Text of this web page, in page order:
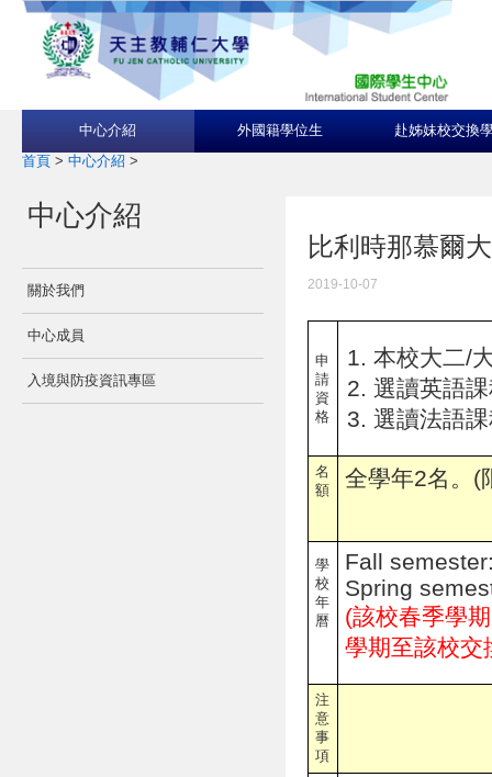
中心介紹 外國籍學位生 赴姊妹校交換
首頁 > 中心介紹 >
中心介紹
關於我們
中心成員
入境與防疫資訊專區
比利時那慕爾
2019-10-07
申
請
資
格
本校大二/
選讀英語
選讀法語
名
額
全學年2名。(
學
校
年
曆
Fall
Spring
(該校春季學
學期至該校交
注
意
事
項